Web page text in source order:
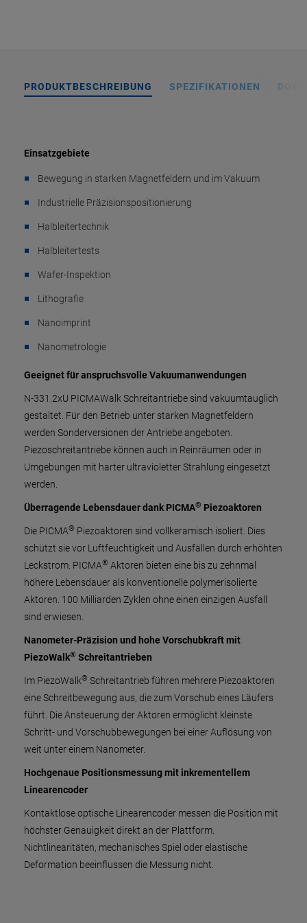
PRODUKTBESCHREIBUNG SPEZIFIKATIONEN
Einsatzgebiete
Bewegung in starken Magnetfeldern und im Vakuum
Industrielle Präzisionspositionierung
Halbleitertechnik
Halbleitertests
Wafer-Inspektion
Lithografie
Nanoimprint
Nanometrologie
Geeignet für anspruchsvolle Vakuumanwendungen
N-331.2xU PICMAWalk Schreitantriebe sind vakuumtauglich
gestaltet. Für den Betrieb unter starken Magnetfeldern
werden Sonderversionen der Antriebe angeboten.
Piezoschreitantriebe können auch in Reinräumen oder in
Umgebungen mit harter ​u​l​t​r​a​v​i​o​l​e​t​t​e​r Strahlung eingesetzt
werden.
Überragende Lebensdauer dank PICMA® Piezoaktoren
Die PICMA® Piezoaktoren sind vollkeramisch isoliert. Dies
schützt sie vor Luftfeuchtigkeit und Ausfällen durch erhöhten
Leckstrom. PICMA® Aktoren bieten eine bis zu zehnmal
höhere Lebensdauer als konventionelle polymerisolierte
Aktoren. 100 Milliarden Zyklen ohne einen einzigen Ausfall
sind erwiesen.
Nanometer-Präzision und hohe Vorschubkraft mit
PiezoWalk® Schreitantrieben
Im PiezoWalk® Schreitantrieb führen mehrere Piezoaktoren
eine Schreitbewegung aus, die zum Vorschub eines Läufers
führt. Die Ansteuerung der Aktoren ermöglicht kleinste
Schritt- und Vorschubbewegungen bei einer Auflösung von
weit unter einem Nanometer.
Hochgenaue Positionsmessung mit inkrementellem
Linearencoder
Kontaktlose optische Linearencoder messen die Position mit
höchster Genauigkeit direkt an der Plattform.
Nichtlinearitäten, mechanisches Spiel oder elastische
Deformation beeinflussen die Messung nicht.